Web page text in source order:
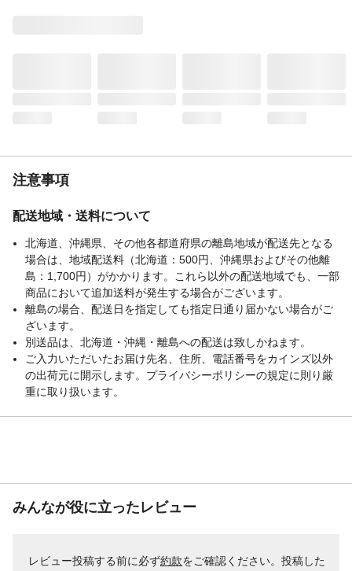
注意事項
配送地域・送料について
北海道、沖縄県、その他各都道府県の離島地域が配送先となる
場合は、地域配送料（北海道：500円、沖縄県およびその他離
島：1,700円）がかかります。これら以外の配送地域でも、一部
商品において追加送料が発生する場合がございます。
離島の場合、配送日を指定しても指定日通り届かない場合がご
ざいます。
別送品は、北海道・沖縄・離島への配送は致しかねます。
ご入力いただいたお届け先名、住所、電話番号をカインズ以外
の出荷元に開示します。プライバシーポリシーの規定に則り厳
重に取り扱います。
みんなが役に立ったレビュー
レビュー投稿する前に必ず約款をご確認ください。投稿した